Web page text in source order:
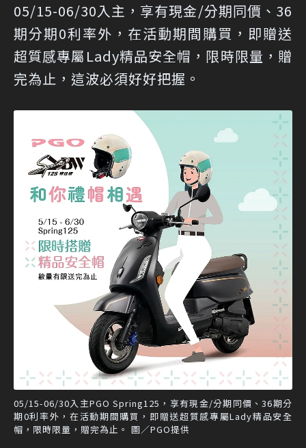
05/15-06/30入主，享有現金/分期同價、36
期分期0利率外，在活動期間購買，即贈送
超質感專屬Lady精品安全帽，限時限量，贈
完為止，這波必須好好把握。
05/15-06/30入主PGO Spring125，享有現金/分期同價、36期分
期0利率外，在活動期間購買，即贈送超質感專屬Lady精品安全
帽，限時限量，贈完為止。 圖／PGO提供